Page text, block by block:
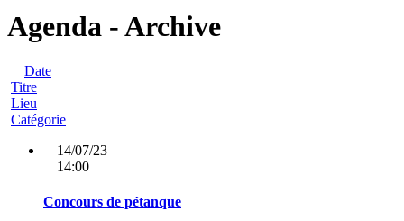
Agenda - Archive
Date
Titre
Lieu
Catégorie
14/07/23
14:00
Concours de pétanque